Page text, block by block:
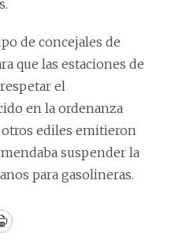
de concejales de
que las estaciones de
el
en la ordenanza
ediles emitieron
suspender la
para gasolineras.
Print